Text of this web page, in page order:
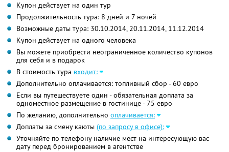
Купон действует на один тур
Продолжительность тура: 8 дней и 7 ночей
Возможные даты тура: 30.10.2014, 20.11.2014, 11.12.2014
Купон действует на одного человека
Вы можете приобрести неограниченное количество купонов
для себя и в подарок
В стоимость тура входит:
Дополнительно оплачивается: топливный сбор - 60 евро
Если вы путешествуете один - обязательная доплата за
одноместное размещение в гостинице - 75 евро
По желанию, дополнительно оплачивается:
Доплаты за смену каюты (по запросу в офисе):
Уточняйте по телефону наличие мест на интересующую вас
дату перед бронированием в агентстве